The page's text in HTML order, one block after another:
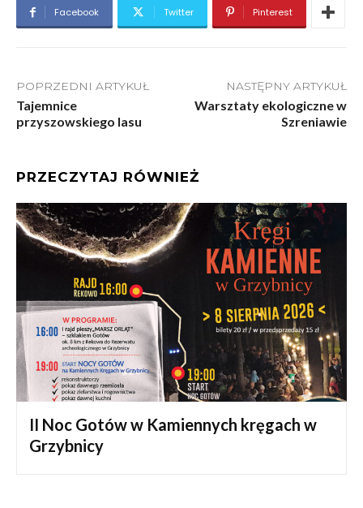
Facebook Twitter Pinterest
POPRZEDNI ARTYKUŁ
Tajemnice
przyszowskiego lasu
NASTĘPNY ARTYKUŁ
Warsztaty ekologiczne w
Szreniawie
PRZECZYTAJ RÓWNIEŻ
II Noc Gotów w Kamiennych kręgach w
Grzybnicy